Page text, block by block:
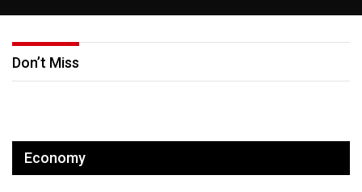
Don’t Miss
Economy